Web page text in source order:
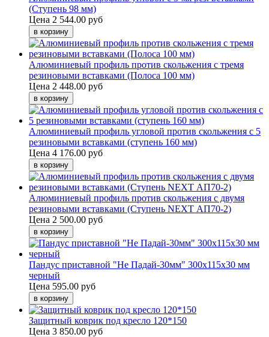
(Ступень 98 мм)
Цена 2 544.00 руб
Алюминиевый профиль против скольжения с тремя
резиновыми вставками (Полоса 100 мм)
Цена 2 448.00 руб
Алюминиевый профиль угловой против скольжения с 5
резиновыми вставками (ступень 160 мм)
Цена 4 176.00 руб
Алюминиевый профиль против скольжения с двумя
резиновыми вставками (Ступень NEXT АП70-2)
Цена 2 500.00 руб
Пандус приставной "Не Падай-30мм" 300х115х30 мм
черный
Цена 595.00 руб
Защитный коврик под кресло 120*150
Цена 3 850.00 руб